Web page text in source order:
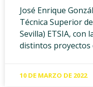
José Enrique
Técnica Superior
Sevilla) ETSIA, con
distintos proyectos
10 DE MARZO DE 2022